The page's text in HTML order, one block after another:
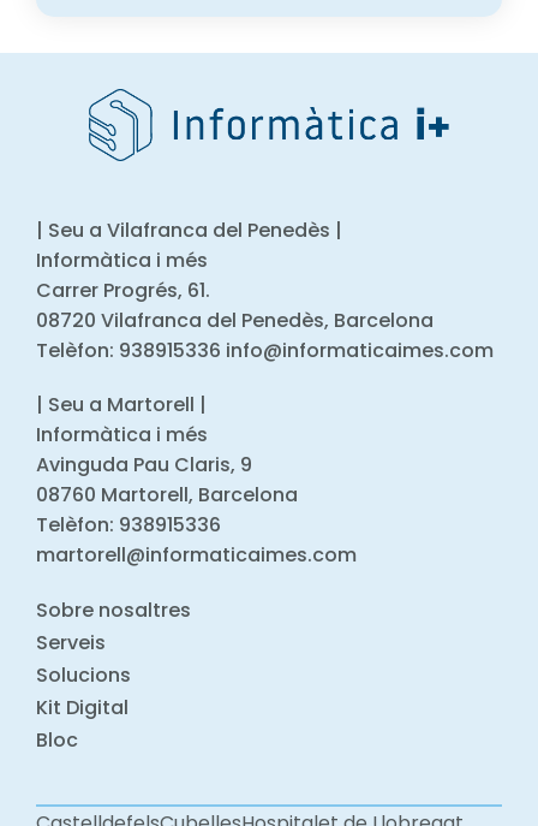
| Seu a Vilafranca del Penedès |
Informàtica i més
Carrer Progrés, 61.
08720 Vilafranca del Penedès, Barcelona
Telèfon: 938915336 info@informaticaimes.com
| Seu a Martorell |
Informàtica i més
Avinguda Pau Claris, 9
08760 Martorell, Barcelona
Telèfon: 938915336
martorell@informaticaimes.com
Sobre nosaltres
Serveis
Solucions
Kit Digital
Bloc